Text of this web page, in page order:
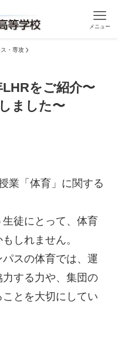
メニュー
・専攻
LHRをご紹介〜
ました〜
業「体育」に関する
徒にとって、体育
しれません。
スの体育では、運
する力や、集団の
とを大切にしてい